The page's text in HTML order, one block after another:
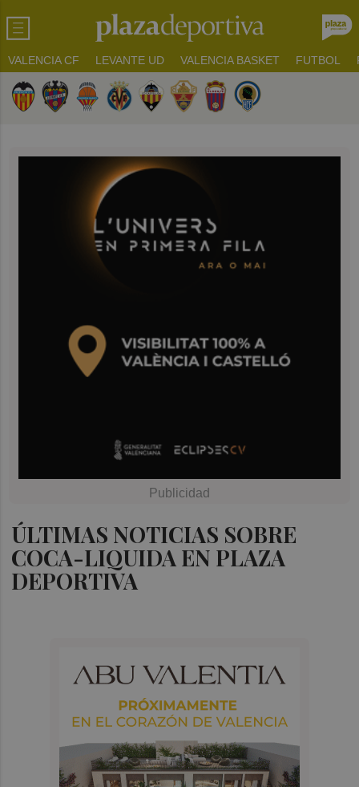
VALENCIA CF LEVANTE UD VALENCIA BASKET FUTBOL
ÚLTIMAS NOTICIAS SOBRE
COCA-LIQUIDA EN PLAZA
DEPORTIVA